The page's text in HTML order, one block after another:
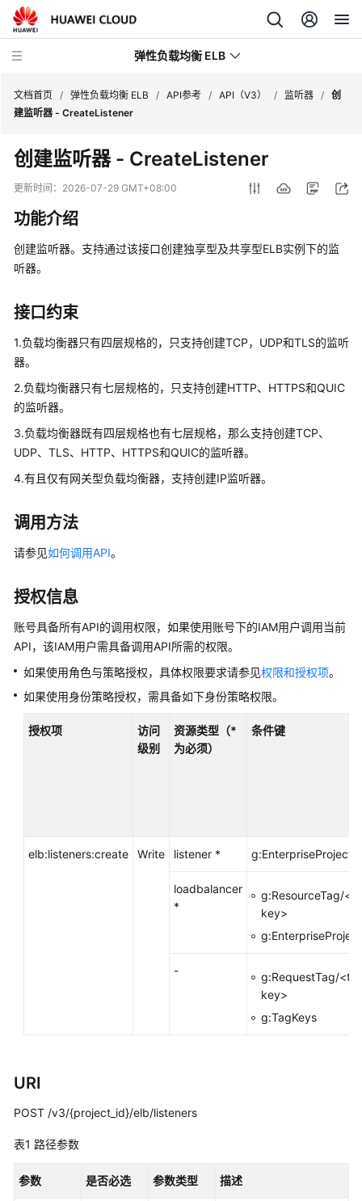
弹性负载均衡 ELB
最
新
动
品
介
费
明
速
入
门
户
南
最
实
践
API
参
考
调
用
文档首页 / 弹性负载均衡 ELB / API参考 / API（V3） / 监听器 / 创
建监听器 - CreateListener
创建监听器 - CreateListener
更新时间： 2026-07-29 GMT+08:00
功能介绍
创建监听器。支持通过该接口创建独享型及共享型ELB实例下的监
听器。
接口约束
1.负载均衡器只有四层规格的，只支持创建TCP，UDP和TLS的监听
器。
2.负载均衡器只有七层规格的，只支持创建HTTP、HTTPS和QUIC
的监听器。
3.负载均衡器既有四层规格也有七层规格，那么支持创建TCP、
UDP、TLS、HTTP、HTTPS和QUIC的监听器。
4.有且仅有网关型负载均衡器，支持创建IP监听器。
调用方法
请参见如何调用API。
授权信息
账号具备所有API的调用权限，如果使用账号下的IAM用户调用当前
API，该IAM用户需具备调用API所需的权限。
如果使用角色与策略授权，具体权限要求请参见权限和授权项。
如果使用身份策略授权，需具备如下身份策略权限。
授权项
访问
级别
资源类型（*
为必须）
条件键
elb:listeners:create Write listener * g:EnterpriseProjectId
loadbalancer
*
g:ResourceTag/
key>
-
g:RequestTag/
key>
g:TagKeys
URI
POST /v3/{project_id}/elb/listeners
表1 路径参数
参数 是否必选 参数类型 描述